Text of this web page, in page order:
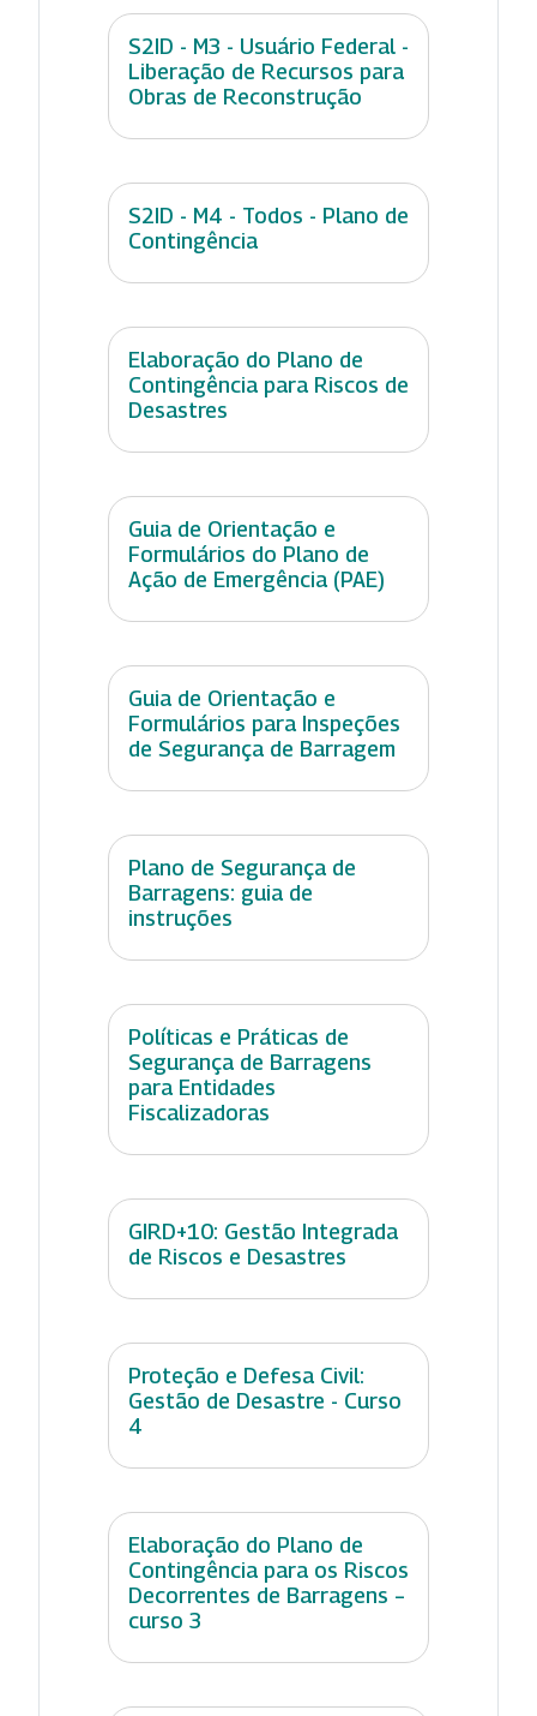
S2ID - M3 - Usuário Federal -
Liberação de Recursos para
Obras de Reconstrução
S2ID - M4 - Todos - Plano de
Contingência
Elaboração do Plano de
Contingência para Riscos de
Desastres
Guia de Orientação e
Formulários do Plano de
Ação de Emergência (PAE)
Guia de Orientação e
Formulários para Inspeções
de Segurança de Barragem
Plano de Segurança de
Barragens: guia de
instruções
Políticas e Práticas de
Segurança de Barragens
para Entidades
Fiscalizadoras
GIRD+10: Gestão Integrada
de Riscos e Desastres
Proteção e Defesa Civil:
Gestão de Desastre - Curso
4
Elaboração do Plano de
Contingência para os Riscos
Decorrentes de Barragens –
curso 3